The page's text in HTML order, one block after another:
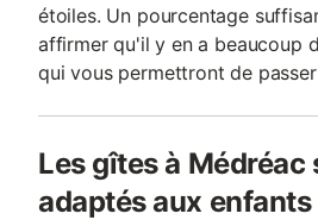
étoiles. Un pourcentage
affirmer qu'il y en a beaucoup
qui vous permettront de
Les gîtes à
adaptés aux enfants